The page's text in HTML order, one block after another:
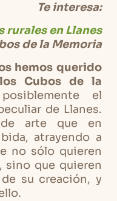
Te interesa:
rurales en Llanes
de la Memoria
hemos querido
Cubos de la
el
de Llanes.
de arte que en
atrayendo a
no sólo quieren
sino que quieren
su creación, y